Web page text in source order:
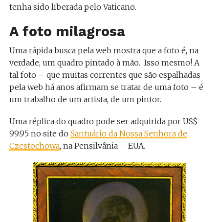
tenha sido liberada pelo Vaticano.
A foto milagrosa
Uma rápida busca pela web mostra que a foto é, na
verdade, um quadro pintado à mão. Isso mesmo! A
tal foto – que muitas correntes que são espalhadas
pela web há anos afirmam se tratar de uma foto – é
um trabalho de um artista, de um pintor.
Uma réplica do quadro pode ser adquirida por US$
99.95 no site do Santuário da Nossa Senhora de
Czestochowa, na Pensilvânia – EUA.